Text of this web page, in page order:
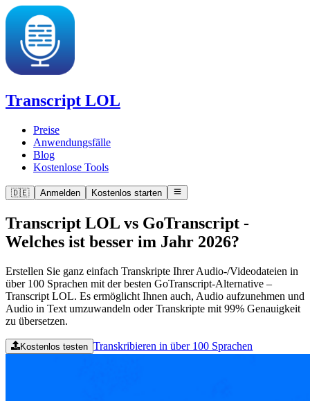
Transcript LOL
Preise
Anwendungsfälle
Blog
Kostenlose Tools
🇩🇪 Anmelden Kostenlos starten
Transcript LOL vs GoTranscript -
Welches ist besser im Jahr 2026?
Erstellen Sie ganz einfach Transkripte Ihrer Audio-/Videodateien in
über 100 Sprachen mit der besten GoTranscript-Alternative –
Transcript LOL. Es ermöglicht Ihnen auch, Audio aufzunehmen und
Audio in Text umzuwandeln oder Transkripte mit 99% Genauigkeit
zu übersetzen.
Kostenlos testen Transkribieren in über 100 Sprachen